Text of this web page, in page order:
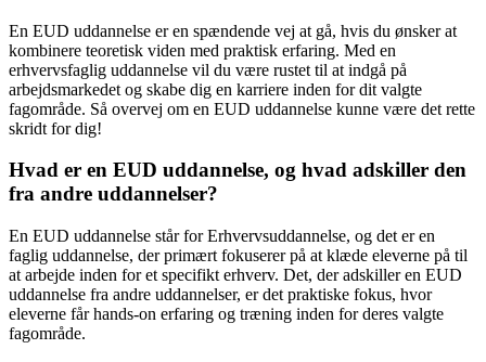
En EUD uddannelse er en spændende vej at gå, hvis du ønsker at
kombinere teoretisk viden med praktisk erfaring. Med en
erhvervsfaglig uddannelse vil du være rustet til at indgå på
arbejdsmarkedet og skabe dig en karriere inden for dit valgte
fagområde. Så overvej om en EUD uddannelse kunne være det rette
skridt for dig!
Hvad er en EUD uddannelse, og hvad adskiller den
fra andre uddannelser?
En EUD uddannelse står for Erhvervsuddannelse, og det er en
faglig uddannelse, der primært fokuserer på at klæde eleverne på til
at arbejde inden for et specifikt erhverv. Det, der adskiller en EUD
uddannelse fra andre uddannelser, er det praktiske fokus, hvor
eleverne får hands-on erfaring og træning inden for deres valgte
fagområde.